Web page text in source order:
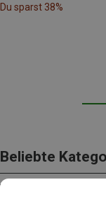
Du sparst 38%
Beliebte